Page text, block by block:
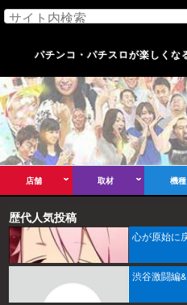
パチンコ・パチスロが楽しくな
店舗 取材 機種
歴代人気投稿
心が原始に
渋谷激闘編